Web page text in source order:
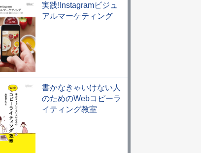
実践!Instagramビジュ
アルマーケティング
書かなきゃいけない人
のためのWebコピーラ
イティング教室